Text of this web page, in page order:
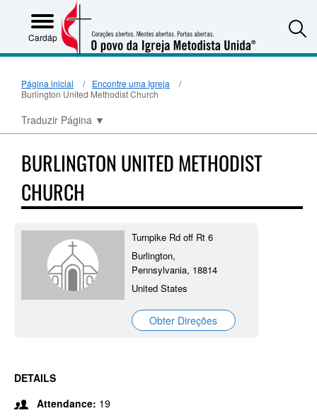
Cardápio
Página inicial
Encontre uma Igreja
Burlington United Methodist Church
Traduzir Página ▼
BURLINGTON UNITED METHODIST
CHURCH
Turnpike Rd off Rt 6
Burlington,
Pennsylvania, 18814
United States
Obter Direções
DETAILS
Attendance: 19